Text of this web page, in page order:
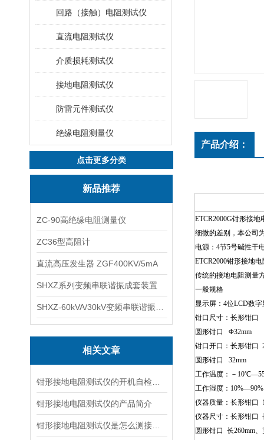
回路（接触）电阻测试仪
直流电阻测试仪
介质损耗测试仪
接地电阻测试仪
防雷元件测试仪
绝缘电阻测量仪
点击更多分类
新品推荐
ZC-90高绝缘电阻测量仪
ZC36型高阻计
直流高压发生器 ZGF400KV/5mA
SHXZ系列变频串联谐振成套装置
相关文章
钳形接地电阻测试仪的产品简介
产品介绍：
ETCR2000G钳形接地
细微的差别，本公司
电源：4节5号碱性干
ETCR2000钳形接地
传统的接地电阻测量
一般规格
显示屏：4位LCD数字
钳口尺寸：长形钳口
圆形钳口 Φ32mm
钳口开口：长形钳口
圆形钳口 32mm
工作温度：－
工作湿度：10%—90%
仪器质量：长形钳口
仪器尺寸：长形钳口
圆形钳口 长260mm、